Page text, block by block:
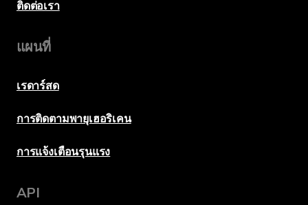
ติดต่อเรา
แผนที่
เรดาร์สด
การติดตามพายุเฮอริเคน
การแจ้งเตือนรุนแรง
API